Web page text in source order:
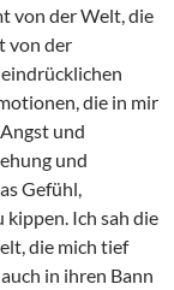
von der Welt, die
von der
die in mir
und
und
Gefühl,
Ich sah die
die mich tief
in ihren Bann